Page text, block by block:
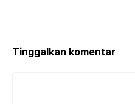
Tinggalkan komentar